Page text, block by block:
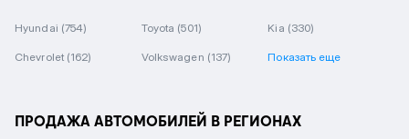
Hyundai (754) Toyota (501) Kia (330)
Chevrolet (162) Volkswagen (137) Показать еще
ПРОДАЖА АВТОМОБИЛЕЙ В РЕГИОНАХ